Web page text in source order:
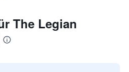
The Legian